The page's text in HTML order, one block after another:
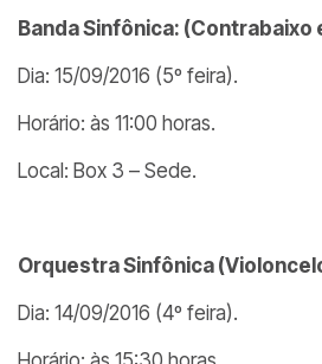
Banda Sinfônica: (Contrabaixo
Dia: 15/09/2016 (5º feira).
Horário: às 11:00 horas.
Local: Box 3 – Sede.
Orquestra Sinfônica
Dia: 14/09/2016 (4º feira).